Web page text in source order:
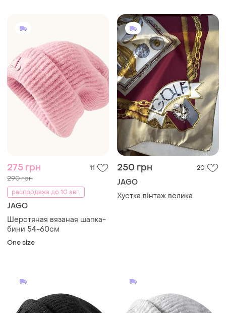
275 грн 11
290 грн
распродажа до 10 авг.
JAGO
Шерстяная вязаная шапка-
бини 54-60см
One size
250 грн 20
JAGO
Хустка вінтаж велика